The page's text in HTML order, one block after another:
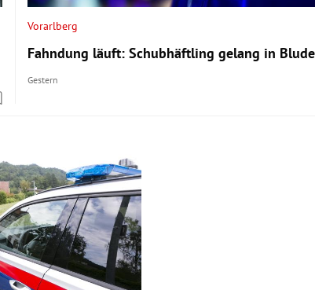
Vorarlberg
Fahndung läuft: Schubhäftling gelang in
Gestern